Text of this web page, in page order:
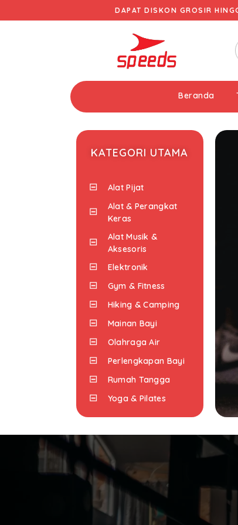
DAPAT DISKON GROSIR
Beranda
KATEGORI UTAMA
Alat Pijat
Alat & Perangkat
Keras
Alat Musik &
Aksesoris
Elektronik
Gym & Fitness
Hiking & Camping
Mainan Bayi
Olahraga Air
Perlengkapan Bayi
Rumah Tangga
Yoga & Pilates